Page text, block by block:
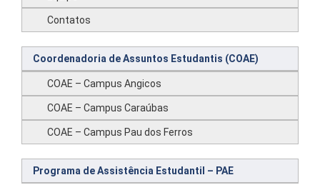
Contatos
Coordenadoria de Assuntos Estudantis (COAE)
COAE – Campus Angicos
COAE – Campus Caraúbas
COAE – Campus Pau dos Ferros
Programa de Assistência Estudantil – PAE